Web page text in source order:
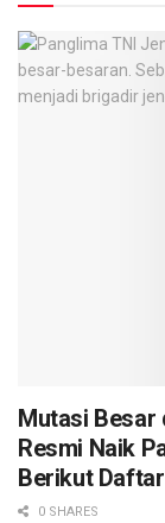
Mutasi Besar
Resmi Naik
Berikut
0 SHARES